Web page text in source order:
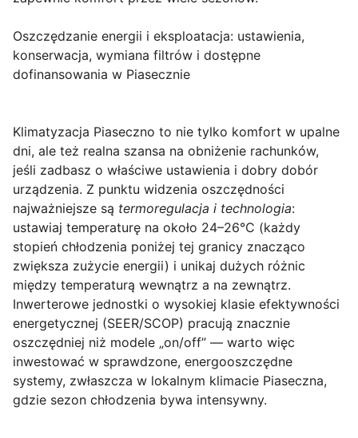
Oszczędzanie energii i eksploatacja: ustawienia,
konserwacja, wymiana filtrów i dostępne
dofinansowania w Piasecznie
Klimatyzacja Piaseczno to nie tylko komfort w upalne
dni, ale też realna szansa na obniżenie rachunków,
jeśli zadbasz o właściwe ustawienia i dobry dobór
urządzenia. Z punktu widzenia oszczędności
najważniejsze są termoregulacja i technologia:
ustawiaj temperaturę na około 24–26°C (każdy
stopień chłodzenia poniżej tej granicy znacząco
zwiększa zużycie energii) i unikaj dużych różnic
między temperaturą wewnątrz a na zewnątrz.
Inwerterowe jednostki o wysokiej klasie efektywności
energetycznej (SEER/SCOP) pracują znacznie
oszczędniej niż modele „on/off” — warto więc
inwestować w sprawdzone, energooszczędne
systemy, zwłaszcza w lokalnym klimacie Piaseczna,
gdzie sezon chłodzenia bywa intensywny.